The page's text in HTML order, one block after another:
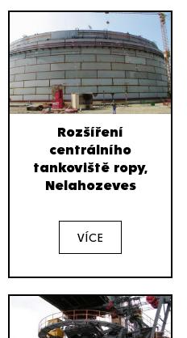
Rozšíření
centrálního
tankoviště ropy,
Nelahozeves
VÍCE